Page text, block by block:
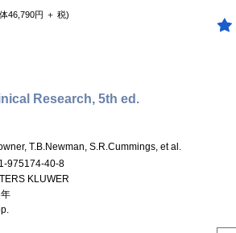
46,790円 ＋ 税)
Research, 5th ed.
T.B.Newman, S.R.Cummings, et al.
975174-40-8
KLUWER